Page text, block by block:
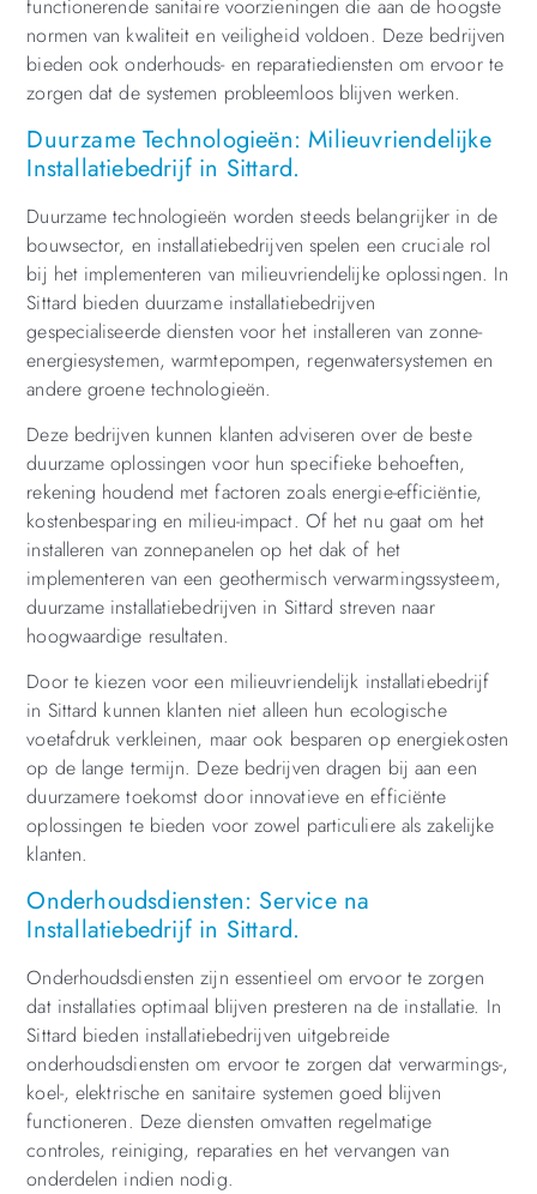
functionerende sanitaire voorzieningen die aan de hoogste
normen van kwaliteit en veiligheid voldoen. Deze bedrijven
bieden ook onderhouds- en reparatiediensten om ervoor te
zorgen dat de systemen probleemloos blijven werken.
Duurzame Technologieën: Milieuvriendelijke
Installatiebedrijf in Sittard.
Duurzame technologieën worden steeds belangrijker in de
bouwsector, en installatiebedrijven spelen een cruciale rol
bij het implementeren van milieuvriendelijke oplossingen. In
Sittard bieden duurzame installatiebedrijven
gespecialiseerde diensten voor het installeren van zonne-
energiesystemen, warmtepompen, regenwatersystemen en
andere groene technologieën.
Deze bedrijven kunnen klanten adviseren over de beste
duurzame oplossingen voor hun specifieke behoeften,
rekening houdend met factoren zoals energie-efficiëntie,
kostenbesparing en milieu-impact. Of het nu gaat om het
installeren van zonnepanelen op het dak of het
implementeren van een geothermisch verwarmingssysteem,
duurzame installatiebedrijven in Sittard streven naar
hoogwaardige resultaten.
Door te kiezen voor een milieuvriendelijk installatiebedrijf
in Sittard kunnen klanten niet alleen hun ecologische
voetafdruk verkleinen, maar ook besparen op energiekosten
op de lange termijn. Deze bedrijven dragen bij aan een
duurzamere toekomst door innovatieve en efficiënte
oplossingen te bieden voor zowel particuliere als zakelijke
klanten.
Onderhoudsdiensten: Service na
Installatiebedrijf in Sittard.
Onderhoudsdiensten zijn essentieel om ervoor te zorgen
dat installaties optimaal blijven presteren na de installatie. In
Sittard bieden installatiebedrijven uitgebreide
onderhoudsdiensten om ervoor te zorgen dat verwarmings-,
koel-, elektrische en sanitaire systemen goed blijven
functioneren. Deze diensten omvatten regelmatige
controles, reiniging, reparaties en het vervangen van
onderdelen indien nodig.